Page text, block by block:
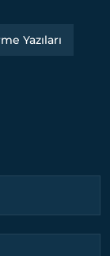
Yazıları